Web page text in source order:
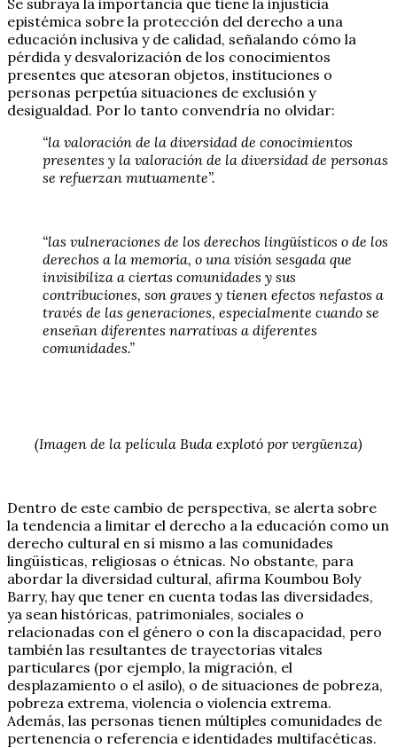
epistémica sobre la protección del derecho a una
educación inclusiva y de calidad, señalando cómo la
pérdida y desvalorización de los conocimientos
presentes que atesoran objetos, instituciones o
personas perpetúa situaciones de exclusión y
desigualdad. Por lo tanto convendría no olvidar:
“la valoración de la diversidad de conocimientos
presentes y la valoración de la diversidad de personas
se refuerzan mutuamente”.
“las vulneraciones de los derechos lingüísticos o de los
derechos a la memoria, o una visión sesgada que
invisibiliza a ciertas comunidades y sus
contribuciones, son graves y tienen efectos nefastos a
través de las generaciones, especialmente cuando se
enseñan diferentes narrativas a diferentes
comunidades.”
(Imagen de la película Buda explotó por vergüenza)
Dentro de este cambio de perspectiva, se alerta sobre
la tendencia a limitar el derecho a la educación como un
derecho cultural en sí mismo a las comunidades
lingüísticas, religiosas o étnicas. No obstante, para
abordar la diversidad cultural, afirma Koumbou Boly
Barry, hay que tener en cuenta todas las diversidades,
ya sean históricas, patrimoniales, sociales o
relacionadas con el género o con la discapacidad, pero
también las resultantes de trayectorias vitales
particulares (por ejemplo, la migración, el
desplazamiento o el asilo), o de situaciones de pobreza,
pobreza extrema, violencia o violencia extrema.
Además, las personas tienen múltiples comunidades de
pertenencia o referencia e identidades multifacéticas.